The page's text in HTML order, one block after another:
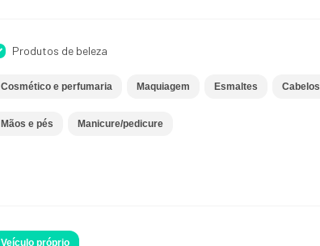
Produtos de beleza
Cosmético e perfumaria Maquiagem Esmaltes Cabelos
Mãos e pés Manicure/pedicure
Veículo próprio